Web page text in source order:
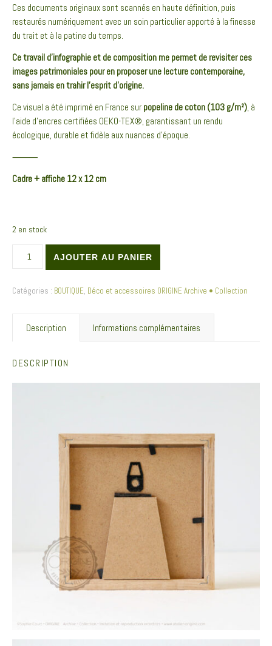
Ces documents originaux sont scannés en haute définition, puis
restaurés numériquement avec un soin particulier apporté à la finesse
du trait et à la patine du temps.
Ce travail d’infographie et de composition me permet de revisiter ces
images patrimoniales pour en proposer une lecture contemporaine,
sans jamais en trahir l’esprit d’origine.
Ce visuel a été imprimé en France surpopeline de coton (103 g/m²), à
l’aide d’encres certifiées OEKO-TEX®, garantissant un rendu
écologique, durable et fidèle aux nuances d’époque.
⸻
Cadre + affiche 12 x 12 cm
2 en stock
AJOUTER AU PANIER
Catégories : BOUTIQUE, Déco et accessoires ORIGINE Archive • Collection
Description Informations complémentaires
DESCRIPTION